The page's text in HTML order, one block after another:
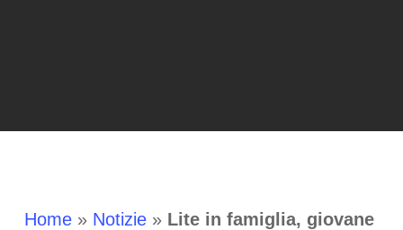
Home» Notizie» Lite in famiglia, giovane